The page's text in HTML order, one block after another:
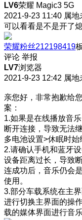
LV6荣耀 Magic3 5G
2021-9-23 11:40 属地
可以看看是不是开了
荣耀粉丝212198419
评论 举报
LV7浏览器
2021-9-23 12:42 属地
亲您好，非常抱歉给
案：
1.如果是在线播放音
断开连接，导致无法
多电池设置>休眠时始
2.请确认手机和蓝牙
设备距离过长，导致
连成功后，音乐仍会
使用。
3.部分车载系统在主
进行切换主界面的操
载的媒体界面进行音乐